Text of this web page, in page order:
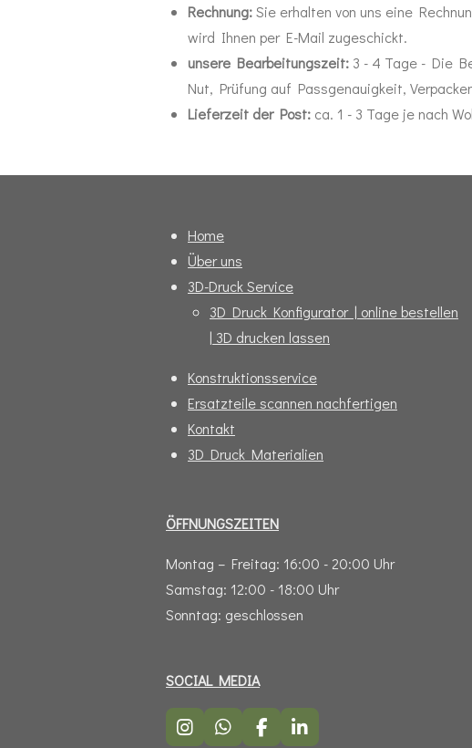
Rechnung:Sie erhalten von uns eine
wird Ihnen per E-Mail zugeschickt.
unsere Bearbeitungszeit: 3 - 4 Tage - Die
Nut, Prüfung auf Passgenauigkeit,
Lieferzeit der Post: ca. 1 - 3 Tage je nach
Home
Über uns
3D-Druck Service
3D Druck Konfigurator | online bestellen
| 3D drucken lassen
Konstruktionsservice
Ersatzteile scannen nachfertigen
Kontakt
3D Druck Materialien
ÖFFNUNGSZEITEN
Montag – Freitag: 16:00 - 20:00 Uhr
Samstag: 12:00 - 18:00 Uhr
Sonntag: geschlossen
SOCIAL MEDIA
I
W
F
L